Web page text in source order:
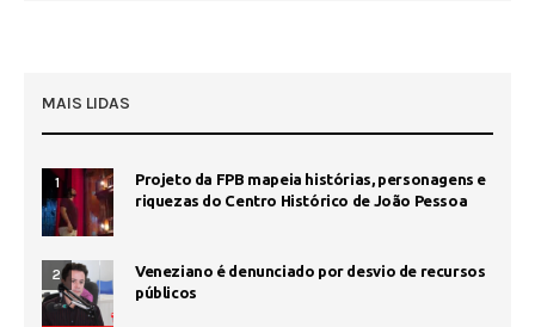
MAIS LIDAS
1
Projeto da FPB mapeia histórias, personagens e
riquezas do Centro Histórico de João Pessoa
2
Veneziano é denunciado por desvio de recursos
públicos